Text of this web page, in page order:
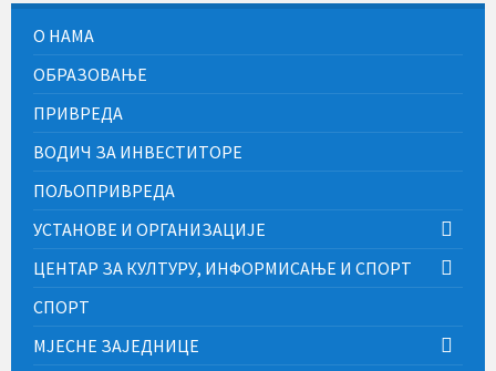
О НАМА
ОБРАЗОВАЊЕ
ПРИВРЕДА
ВОДИЧ ЗА ИНВЕСТИТОРЕ
ПОЉОПРИВРЕДА
УСТАНОВЕ И ОРГАНИЗАЦИЈЕ
ЦЕНТАР ЗА КУЛТУРУ, ИНФОРМИСАЊЕ И СПОРТ
СПОРТ
МЈЕСНЕ ЗАЈЕДНИЦЕ